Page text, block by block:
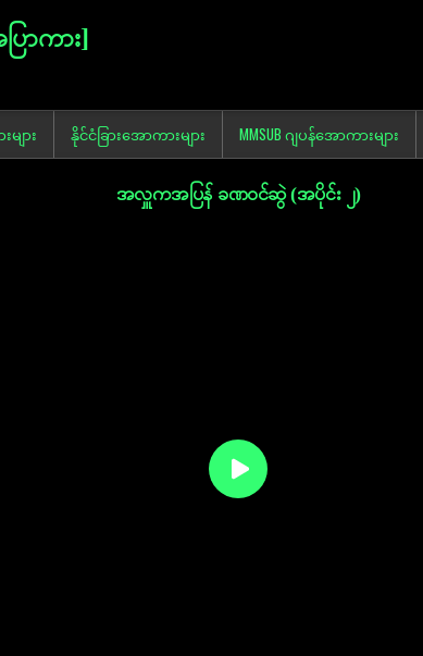
ြာကား]
များ နိုင်ငံခြားအောကားများ MMSUB ဂျပန်အောကားများ
အလှူကအပြန် ခဏဝင်ဆွဲ (အပိုင်း ၂)